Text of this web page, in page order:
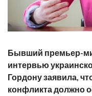
Бывший премьер-
интервью
Гордону заявила,
конфликта должно